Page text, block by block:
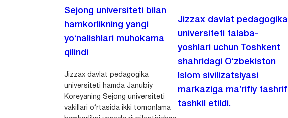
Sejong universiteti bilan
hamkorlikning yangi
yo‘nalishlari muhokama
qilindi
Jizzax davlat pedagogika
universiteti hamda Janubiy
Koreyaning Sejong universiteti
vakillari o‘rtasida ikki tomonlama
Jizzax davlat pedagogika
universiteti talaba-
yoshlari uchun Toshkent
shahridagi O‘zbekiston
Islom sivilizatsiyasi
markaziga ma’rifiy tashrif
tashkil etildi.